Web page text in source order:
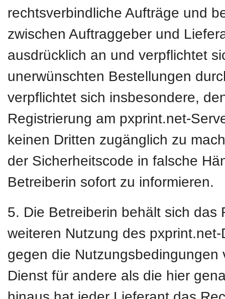
rechtsverbindliche Aufträge und
zwischen Auftraggeber und
ausdrücklich an und verpflichtet
unerwünschten Bestellungen
verpflichtet sich insbesondere,
Registrierung am pxprint.net-
keinen Dritten zugänglich zu
der Sicherheitscode in falsche
Betreiberin sofort zu informieren.
5. Die Betreiberin behält sich das
weiteren Nutzung des
gegen die
Dienst für andere als die hier